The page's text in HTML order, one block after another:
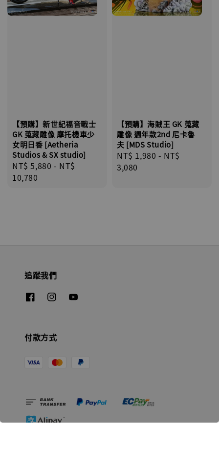
【預購】新世紀福音戰士
GK 蒐藏雕像 摩托機車少
女明日香 [Aetheria
Studios & SX studio]
Regular
price
NT$ 5,880 - NT$
10,780
【預購】海賊王 GK 蒐藏
雕像 週年款2nd 尼卡魯
夫 [MDS Studio]
Regular
price
NT$ 1,980 - NT$
3,080
追蹤我們
付款方式